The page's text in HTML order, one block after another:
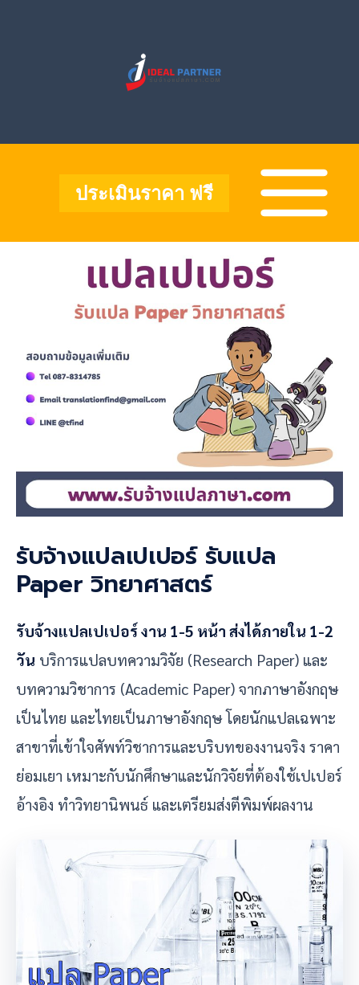
ประเมินราคา ฟรี
Menu
รับจ้างแปลเปเปอร์ รับแปล
Paper วิทยาศาสตร์
รับจ้างแปลเปเปอร์ งาน 1-5 หน้า ส่งได้ภายใน 1-2
วัน บริการแปลบทความวิจัย (Research Paper) และ
บทความวิชาการ (Academic Paper) จากภาษาอังกฤษ
เป็นไทย และไทยเป็นภาษาอังกฤษ โดยนักแปลเฉพาะ
สาขาที่เข้าใจศัพท์วิชาการและบริบทของงานจริง ราคา
ย่อมเยา เหมาะกับนักศึกษาและนักวิจัยที่ต้องใช้เปเปอร์
อ้างอิง ทำวิทยานิพนธ์ และเตรียมส่งตีพิมพ์ผลงาน